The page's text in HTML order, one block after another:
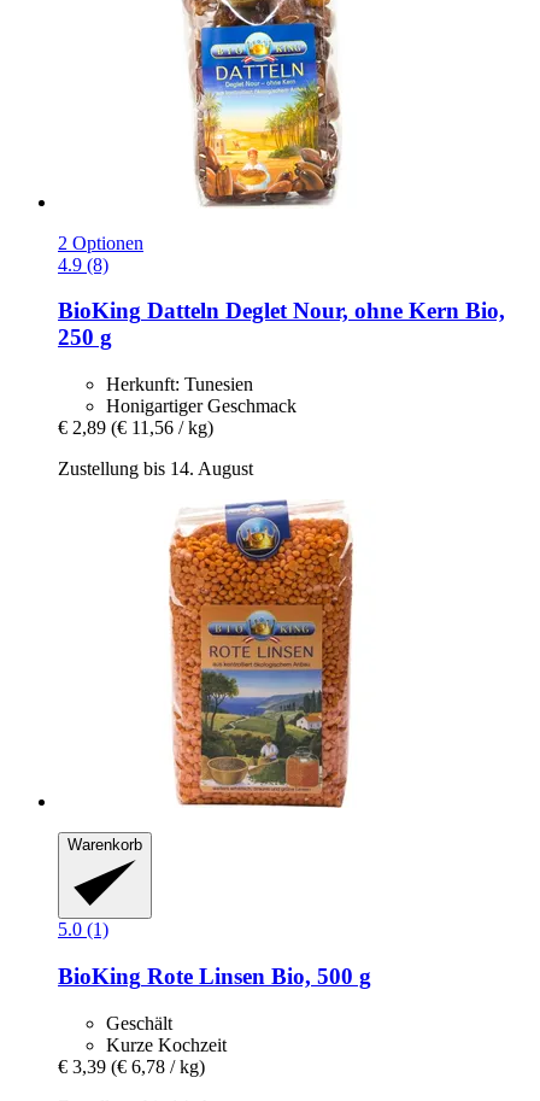
2 Optionen
4.9 (8)
BioKing Datteln Deglet Nour, ohne Kern Bio,
250 g
Herkunft: Tunesien
Honigartiger Geschmack
€ 2,89 (€ 11,56 / kg)
Zustellung bis 14. August
Warenkorb
5.0 (1)
BioKing Rote Linsen Bio, 500 g
Geschält
Kurze Kochzeit
€ 3,39 (€ 6,78 / kg)